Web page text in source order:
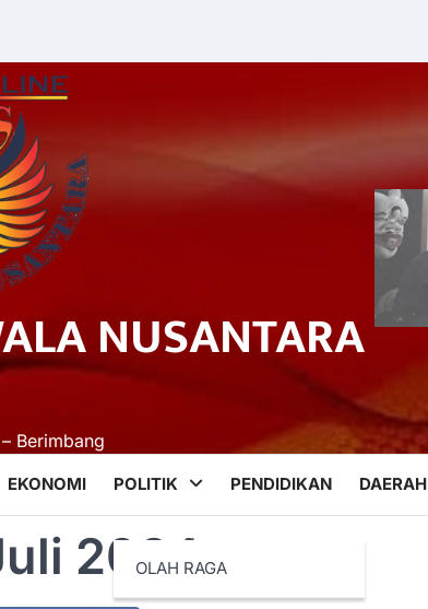
NUSANTARA
Berimbang
EKONOMI POLITIK
OLAH RAGA
PENDIDIKAN DAERAH
2024